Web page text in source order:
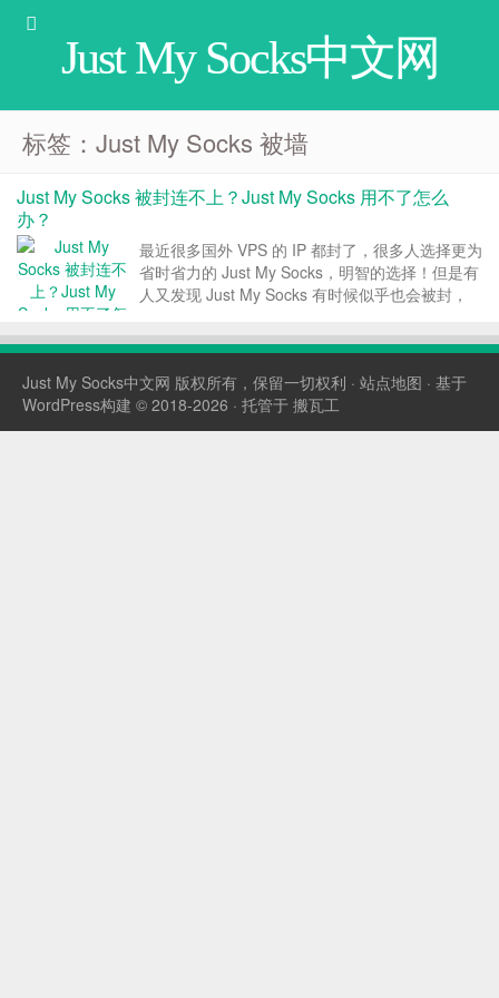
Just My Socks中文网
标签：Just My Socks 被墙
Just My Socks 被封连不上？Just My Socks 用不了怎么
办？
最近很多国外 VPS 的 IP 都封了，很多人选择更为
省时省力的 Just My Socks，明智的选择！但是有
人又发现 Just My Socks 有时候似乎也会被封，
下出现这种 Just My Socks 用不了的情况...
Just My Socks中文网 版权所有，保留一切权利 · 站点地图 · 基于
WordPress构建 © 2018-2026 · 托管于 搬瓦工